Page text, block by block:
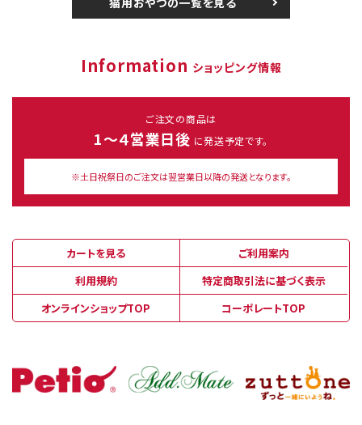
Information ショッピング情報
ご注文の商品は
1～４営業日後 に発送予定です。
※土日祝祭日のご注文は翌営業日以降の発送となります。
カートを見る
ご利用案内
利用規約
特定商取引法に基づく表示
オンラインショップTOP
コーポレートTOP